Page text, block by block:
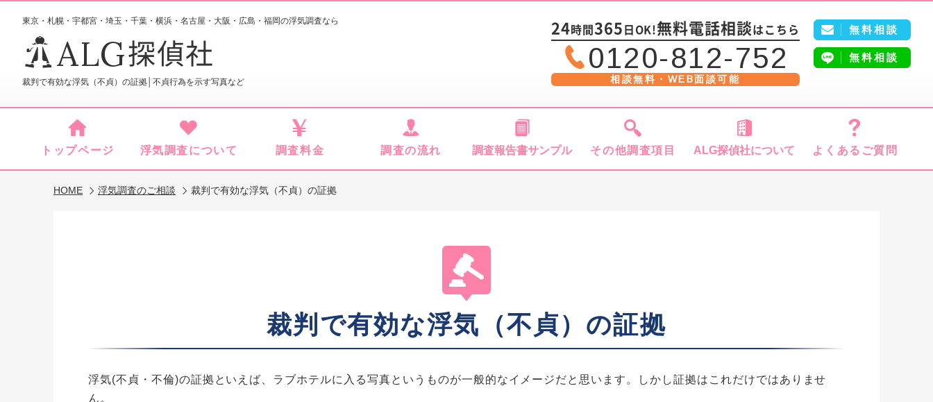
裁判で有効な浮気（不貞）の証拠│不貞行為を示す写真など
東京・札幌・宇都宮・埼玉・千葉・横浜・名古屋・大阪・広島・福岡の浮気調査なら
ALG探偵社
24時間 365 日OK! 無料電話相談はこちら
0120-812-752
相談無料・WEB面談可能
無料相談
無料相談
トップページ 浮気調査について 調査料金 調査の流れ 調査報告書サンプル その他調査項目 ALG探偵社について よくあるご質問
HOME 浮気調査のご相談 裁判で有効な浮気（不貞）の証拠
裁判で有効な浮気（不貞）の証拠
浮気(不貞・不倫)の証拠といえば、ラブホテルに入る写真というものが一般的なイメージだと思います。しかし証拠はこれだけではありませ
ん。